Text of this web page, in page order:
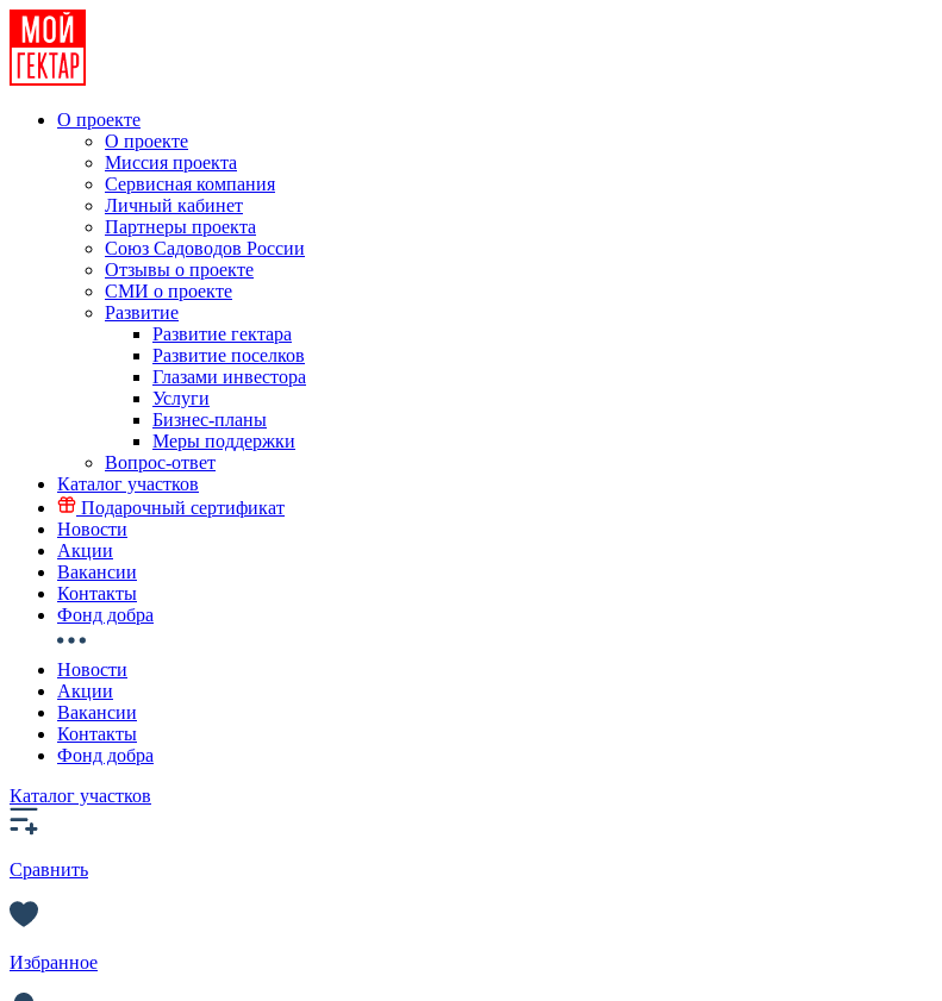
О проекте
О проекте
Миссия проекта
Сервисная компания
Личный кабинет
Партнеры проекта
Союз Садоводов России
Отзывы о проекте
СМИ о проекте
Развитие
Развитие гектара
Развитие поселков
Глазами инвестора
Услуги
Бизнес-планы
Меры поддержки
Вопрос-ответ
Каталог участков
Подарочный сертификат
Новости
Акции
Вакансии
Контакты
Фонд добра
Новости
Акции
Вакансии
Контакты
Фонд добра
Каталог участков
Сравнить
Избранное